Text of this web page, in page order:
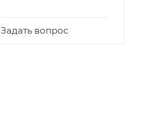
Задать вопрос